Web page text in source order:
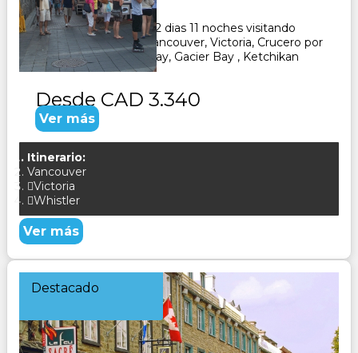
12Días11Noches
Paquete Turistico de 12 dias 11 noches visitando
Canada, recorriendo Vancouver, Victoria, Crucero por
Alaska, Juneau, Skagway, Gacier Bay , Ketchikan
Desde CAD 3.340
Ver más
Itinerario:
Vancouver
Victoria
Whistler
Ver más
Destacado